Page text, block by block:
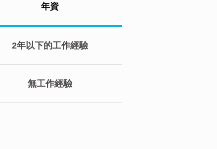
年資
2年以下的工作經驗
無工作經驗